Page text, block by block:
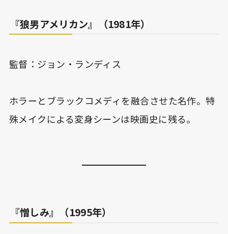
『狼男アメリカン』（1981年）
監督：ジョン・ランディス
ホラーとブラックコメディを融合させた名作。特
殊メイクによる変身シーンは映画史に残る。
『憎しみ』（1995年）